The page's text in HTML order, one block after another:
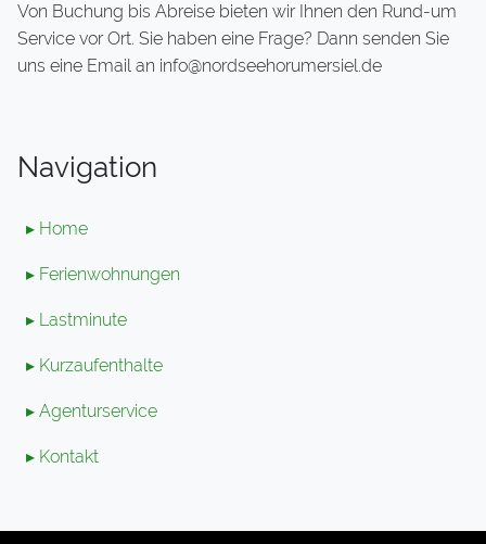
Von Buchung bis Abreise bieten wir Ihnen den Rund-um
Service vor Ort. Sie haben eine Frage? Dann senden Sie
uns eine Email an info@nordseehorumersiel.de
Navigation
▸ Home
▸ Ferienwohnungen
▸ Lastminute
▸ Kurzaufenthalte
▸ Agenturservice
▸ Kontakt